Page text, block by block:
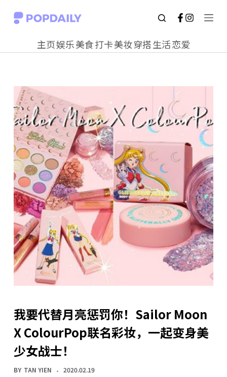
S
c
o
n
t
e
n
t
主页娱乐美食打卡美妆穿搭生活恋爱
我要代替月亮惩罚你！Sailor Moon
X ColourPop联名彩妆，一起变身美
少女战士！
BY TAN YIEN 2020.02.19